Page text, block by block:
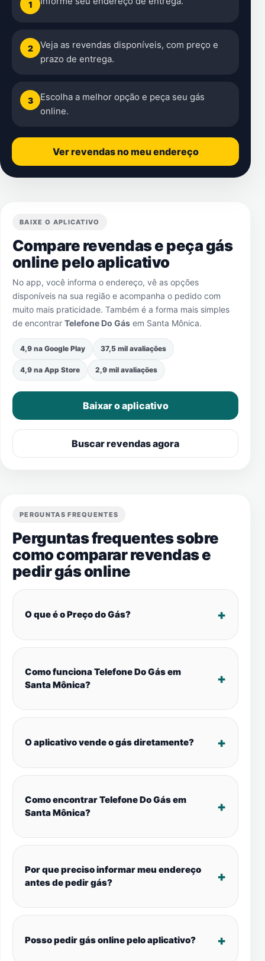
1
2
Veja as revendas disponíveis, com preço e
prazo de entrega.
3
Escolha a melhor opção e peça seu gás
online.
Ver revendas no meu endereço
BAIXE O APLICATIVO
Compare revendas e peça gás
online pelo aplicativo
No app, você informa o endereço, vê as opções
disponíveis na sua região e acompanha o pedido com
muito mais praticidade. Também é a forma mais simples
de encontrar Telefone Do Gás em Santa Mônica.
4,9 na Google Play 37,5 mil avaliações
4,9 na App Store 2,9 mil avaliações
Baixar o aplicativo
Buscar revendas agora
PERGUNTAS FREQUENTES
Perguntas frequentes sobre
como comparar revendas e
pedir gás online
O que é o Preço do Gás?
Como funciona Telefone Do Gás em
Santa Mônica?
O aplicativo vende o gás diretamente?
Como encontrar Telefone Do Gás em
Santa Mônica?
Por que preciso informar meu endereço
antes de pedir gás?
Posso pedir gás online pelo aplicativo?